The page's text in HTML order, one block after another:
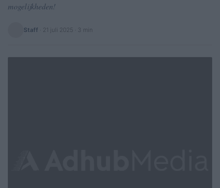
mogelijkheden!
Staff 21 juli 2025 · 3 min